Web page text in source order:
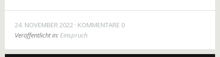
24. NOVEMBER 2022 KOMMENTARE 0
Veröffentlicht in:Einspruch